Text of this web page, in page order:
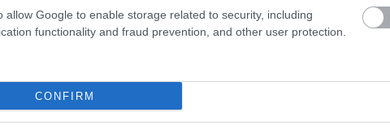
allow Google to enable storage related to security, including
functionality and fraud prevention, and other user protection.
CONFIRM
7636